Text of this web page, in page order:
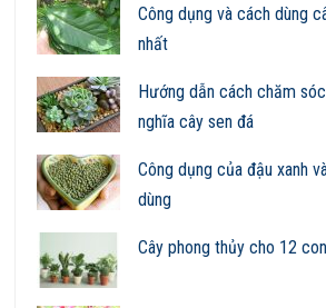
Công dụng và cách dùng
nhất
Hướng dẫn cách chăm
nghĩa cây sen đá
Công dụng của đậu xanh
dùng
Cây phong thủy cho 12